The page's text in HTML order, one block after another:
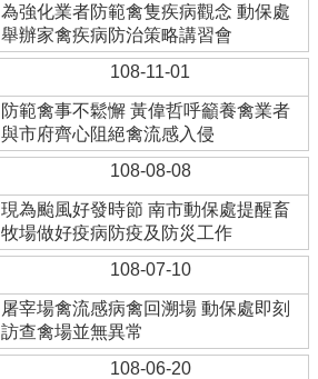
為強化業者防範禽隻疾病觀念 動保處
舉辦家禽疾病防治策略講習會
108-11-01
防範禽事不鬆懈 黃偉哲呼籲養禽業者
與市府齊心阻絕禽流感入侵
108-08-08
現為颱風好發時節 南市動保處提醒畜
牧場做好疫病防疫及防災工作
108-07-10
屠宰場禽流感病禽回溯場 動保處即刻
訪查禽場並無異常
108-06-20